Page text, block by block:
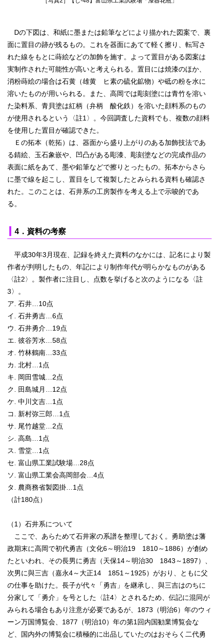
Dの下図は、和紙に墨または鉛筆などにより描かれた図案で、裏
面に置目の跡が残るもの。これを器面にあてて軽く擦り、転写さ
れた線をもとに蒔絵などの加飾を施す。よって置目がある図案は
実制作された可能性が高いと考えられる。置目には焼漆のほか、
消粉蒔絵の場合は石黄（雄黄 ヒ素の硫化鉱物）や砥の粉を水に
溶いたものが用いられる。また、高岡では彫刻塗には青竹を溶い
た染料系、青貝塗は紅柄（弁柄 酸化鉄）を溶いた顔料系のもの
が使用されるという〈註1〉。今回調査した資料でも、複数の顔料
を使用した置目が確認できた。
Ｅの拓本（乾拓）は、器面から盛り上がりのある加飾技法であ
る錆絵、玉石象嵌や、凹凸がある彫漆、彫刻塗などの完成作品の
表面に紙をあて、墨や鉛筆などで擦りとったもの。拓本からさら
に墨で線を起こし、置目をして複製したとみられる資料も確認さ
れた。このことは、石井系の工房製作を考える上で示唆的であ
る。
4．資料の考察
平成30年3月現在、記録を終えた資料のなかには、記名により製
作者が判明したもの、年記により制作年代が明らかなものがある
〈註2〉。製作者に注目し、点数を挙げると次のようになる〈註
3〉。
ア. 石井…10点
イ. 石井勇吉…6点
ウ. 石井勇介…19点
エ. 彼谷芳水…58点
オ. 竹林鶴南…33点
カ. 北村…1点
キ. 岡田雪城…2点
ク. 田島城月…12点
ケ. 中川文吉…1点
コ. 新村弥三郎…1点
サ. 尾竹越堂…2点
シ. 高島…1点
ス. 雪堂…1点
セ. 富山県工業試験場…28点
ソ. 富山県工業会高岡部会…4点
タ. 農商務省製図掛…1点
（計180点）
（1）石井系について
ここで、あらためて石井家の系譜を整理しておく。勇助塗は藩
政期末に高岡で初代勇吉（文化6～明治19 1810～1886）が創め
たといわれ、その長男に勇吉（天保14～明治30 1843～1897）、
次男に與三吉（嘉永4～大正14 1851～1925）がおり、ともに父
の仕事を助けた。長子が代々「勇吉」を継承し、與三吉はのちに
分家して「勇介」を号とした〈註4〉とされるため、伝記に混同が
みられる場合もあり注意が必要であるが、1873（明治6）年のウィ
ーン万国博覧会、1877（明治10）年の第1回内国勧業博覧会な
ど、国内外の博覧会に積極的に出品していたのはおそらく二代勇